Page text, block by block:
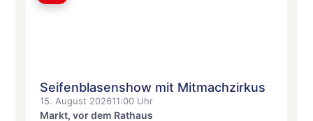
Seifenblasenshow mit Mitmachzirkus
15. August 202611:00 Uhr
Markt, vor dem Rathaus